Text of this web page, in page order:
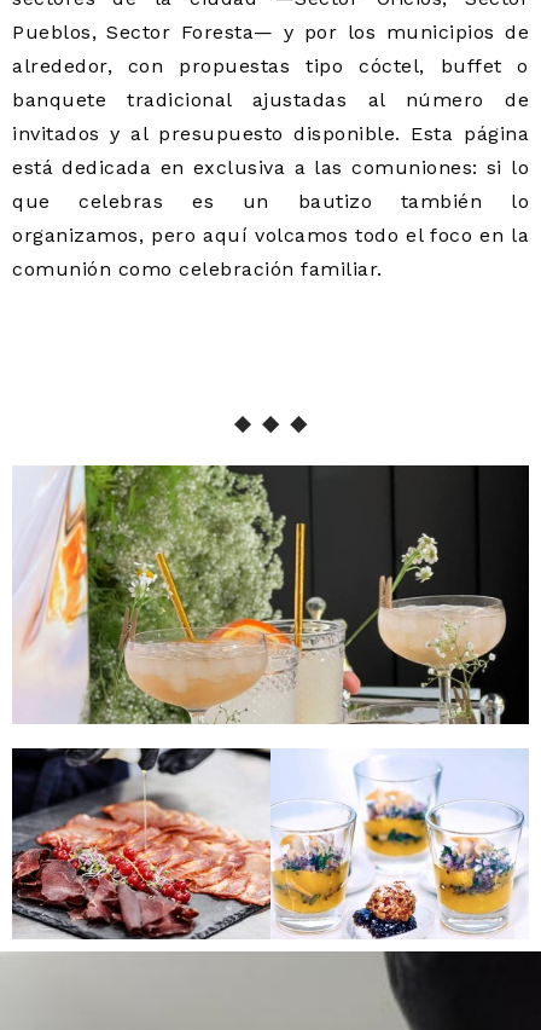
Pueblos, Sector Foresta— y por los municipios de
alrededor, con propuestas tipo cóctel, buffet o
banquete tradicional ajustadas al número de
invitados y al presupuesto disponible. Esta página
está dedicada en exclusiva a las comuniones: si lo
que celebras es un bautizo también lo
organizamos, pero aquí volcamos todo el foco en la
comunión como celebración familiar.